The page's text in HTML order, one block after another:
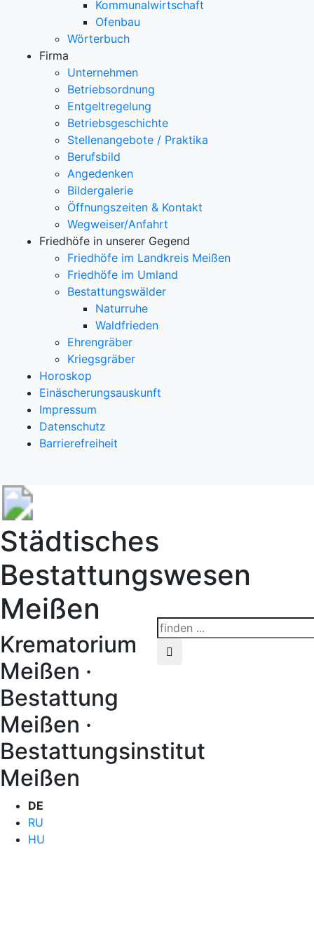
Kommunalwirtschaft
Ofenbau
Wörterbuch
Firma
Unternehmen
Betriebsordnung
Entgeltregelung
Betriebsgeschichte
Stellenangebote / Praktika
Berufsbild
Angedenken
Bildergalerie
Öffnungszeiten & Kontakt
Wegweiser/Anfahrt
Friedhöfe in unserer Gegend
Friedhöfe im Landkreis Meißen
Friedhöfe im Umland
Bestattungswälder
Naturruhe
Waldfrieden
Ehrengräber
Kriegsgräber
Horoskop
Einäscherungsauskunft
Impressum
Datenschutz
Barrierefreiheit
Städtisches
Bestattungswesen
Meißen
Krematorium
Meißen ·
Bestattung
Meißen ·
Bestattungsinstitut
Meißen
DE
RU
HU